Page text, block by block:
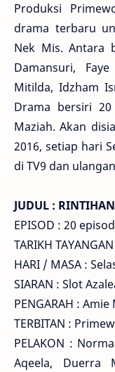
Produksi
drama terbaru
Nek Mis. Antara
Damansuri,
Mitilda, Idzham
Drama bersiri
Maziah. Akan
2016, setiap hari
di TV9 dan
JUDUL :
EPISOD : 20 episod
TARIKH
HARI / MASA :
SIARAN : Slot
PENGARAH : Amie
TERBITAN :
PELAKON :
Aqeela, Duerra